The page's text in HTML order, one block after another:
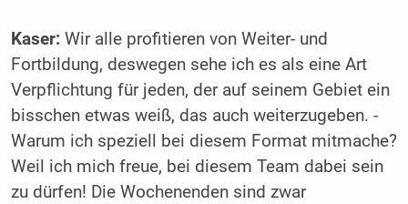
Kaser:Wir alle profitieren von Weiter- und
Fortbildung, deswegen sehe ich es als eine Art
Verpflichtung für jeden, der auf seinem Gebiet ein
bisschen etwas weiß, das auch weiterzugeben. ­
Warum ich speziell bei diesem Format ­mitmache?
Weil ich mich freue, bei diesem Team dabei sein
zu dürfen! Die Wochenenden sind zwar